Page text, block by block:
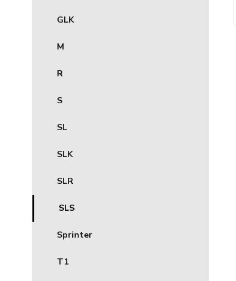
GLK
M
R
S
SL
SLK
SLR
SLS
Sprinter
T1